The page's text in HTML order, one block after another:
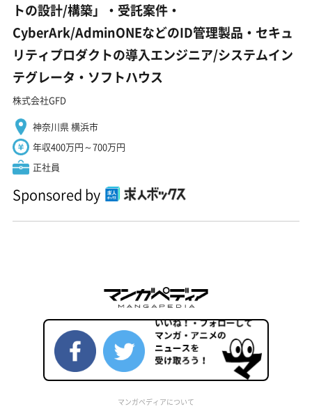
トの設計/構築」・受託案件・
CyberArk/AdminONEなどのID管理製品・セキュ
リティプロダクトの導入エンジニア/システムイン
テグレータ・ソフトハウス
株式会社GFD
神奈川県 横浜市
年収400万円～700万円
正社員
Sponsored by
マンガペディアについて